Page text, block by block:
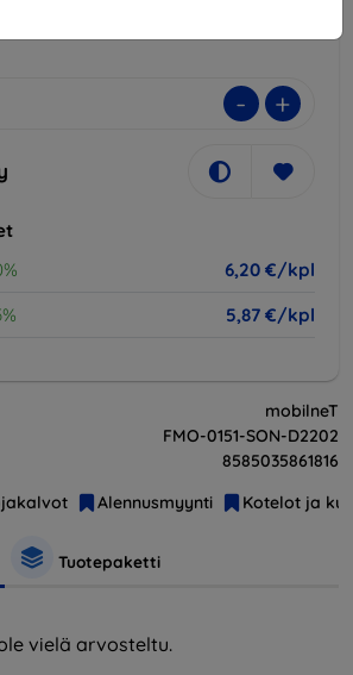
- +
6,20 €/kpl
5,87 €/kpl
mobilneT
FMO-0151-SON-D2202
8585035861816
Alennusmyynti Kotelot ja
Tuotepaketti
vielä arvosteltu.